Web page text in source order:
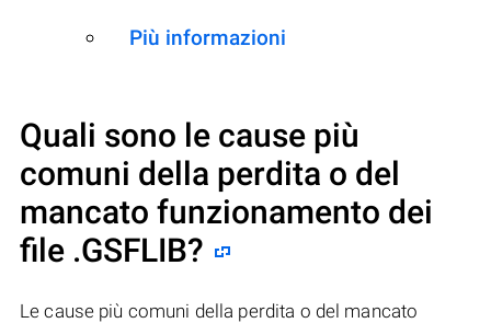
Più informazioni
Quali sono le cause più
comuni della perdita o del
mancato funzionamento dei
file .GSFLIB?
Le cause più comuni della perdita o del mancato